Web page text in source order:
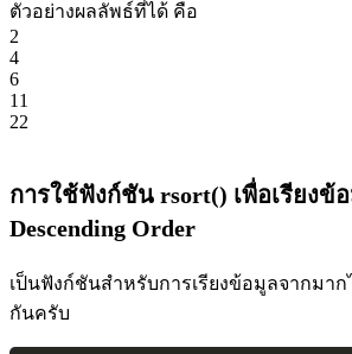
ตัวอย่างผลลัพธ์ที่ได้ คือ
2
4
6
11
22
การใช้ฟังก์ชัน rsort() เพื่อเรียงข้
Descending Order
เป็นฟังก์ชันสำหรับการเรียงข้อมูลจากมา
กันครับ